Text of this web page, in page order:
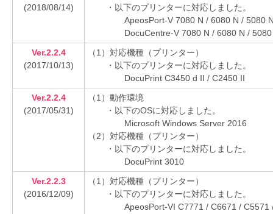
(2018/08/14)
・以下のプリンターに対応しました。
ApeosPort-V 7080 N / 6080 N / 5080
DocuCentre-V 7080 N / 6080 N /
Ver.2.2.4
(2017/10/13)
（1）対応機種（プリンター）
・以下のプリンターに対応しました。
DocuPrint C3450 d II / C2450 II
Ver.2.2.4
(2017/05/31)
（1）動作環境
・以下のOSに対応しました。
Microsoft Windows Server 2016
（2）対応機種（プリンター）
・以下のプリンターに対応しました。
DocuPrint 3010
Ver.2.2.3
(2016/12/09)
（1）対応機種（プリンター）
・以下のプリンターに対応しました。
ApeosPort-VI C7771 / C6671 /